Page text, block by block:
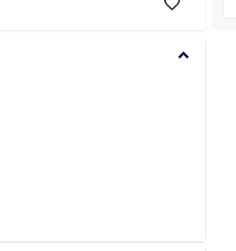
keyboard_arrow_down